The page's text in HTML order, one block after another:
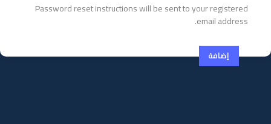
Password reset instructions will be sent to your registered
email address.